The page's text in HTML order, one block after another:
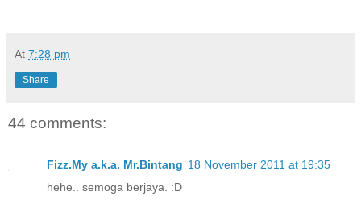
At 7:28 pm
Share
44 comments:
Fizz.My a.k.a. Mr.Bintang 18 November 2011 at 19:35
hehe.. semoga berjaya. :D